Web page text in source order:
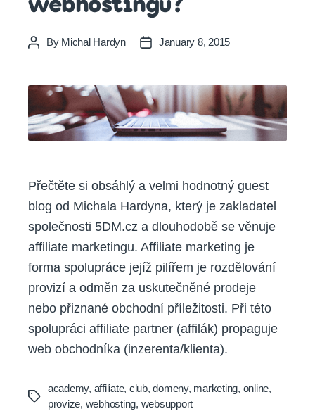
webhostingu?
PostBy Michal Hardyn
PostJanuary 8, 2015
Přečtěte si obsáhlý a velmi hodnotný guest
blog od Michala Hardyna, který je zakladatel
společnosti 5DM.cz a dlouhodobě se věnuje
affiliate marketingu. Affiliate marketing je
forma spolupráce jejíž pilířem je rozdělování
provizí a odměn za uskutečněné prodeje
nebo přiznané obchodní příležitosti. Při této
spolupráci affiliate partner (affilák) propaguje
web obchodníka (inzerenta/klienta).
Tags
academy, affiliate, club,domeny, marketing, online,
provize, webhosting, websupport